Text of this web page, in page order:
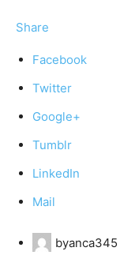
Share
Facebook
Twitter
Google+
Tumblr
LinkedIn
Mail
byanca345